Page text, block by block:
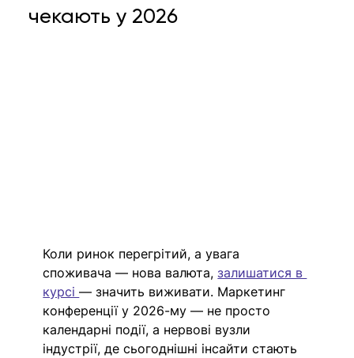
чекають у 2026
Коли ринок перегрітий, а увага
споживача — нова валюта, залишатися в
курсі — значить виживати. Маркетинг
конференції у 2026-му — не просто
календарні події, а нервові вузли
індустрії, де сьогоднішні інсайти стають